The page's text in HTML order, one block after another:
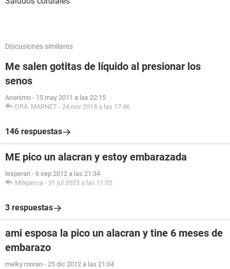
Discusiones similares
Me salen gotitas de líquido al presionar los
senos
Anonimo - 15 may 2011 a las 22:15
DRA. MARNET - 24 nov 2018 a las 17:46
146 respuestas
ME pico un alacran y estoy embarazada
lesperan - 6 sep 2012 a las 21:34
Miligarcia - 31 jul 2023 a las 11:02
3 respuestas
ami esposa la pico un alacran y tine 6 meses de
embarazo
melky moran - 25 dic 2012 a las 21:04